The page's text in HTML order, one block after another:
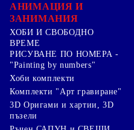
АНИМАЦИЯ И
ЗАНИМАНИЯ
ХОБИ И СВОБОДНО
ВРЕМЕ
РИСУВАНЕ ПО НОМЕРА -
"Painting by numbers"
Хоби комплекти
Комплекти "Арт гравиране"
3D Оригами и хартии, 3D
пъзели